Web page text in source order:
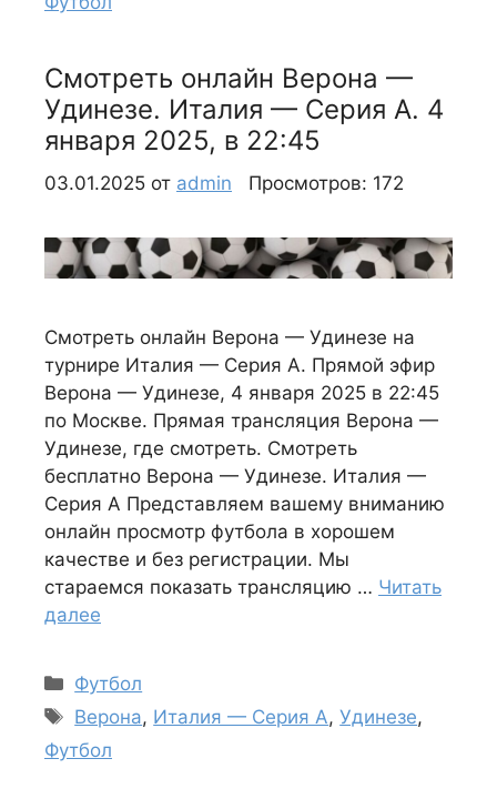
Смотреть онлайн Верона —
Удинезе. Италия — Серия А. 4
января 2025, в 22:45
03.01.2025 от admin Просмотров: 172
Смотреть онлайн Верона — Удинезе на
турнире Италия — Серия А. Прямой эфир
Верона — Удинезе, 4 января 2025 в 22:45
по Москве. Прямая трансляция Верона —
Удинезе, где смотреть. Смотреть
бесплатно Верона — Удинезе. Италия —
Серия А Представляем вашему вниманию
онлайн просмотр футбола в хорошем
качестве и без регистрации. Мы
стараемся показать трансляцию … Читать
далее
Рубрики
Футбол
Метки
Верона, Италия — Серия А,Удинезе,
Футбол